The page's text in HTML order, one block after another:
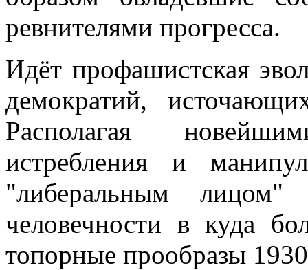
ревнителями прогресса.
Идёт профашистская
демократий,
Располагая
истребления и
"либеральным лицом"
человечности в куда
топорные прообразы